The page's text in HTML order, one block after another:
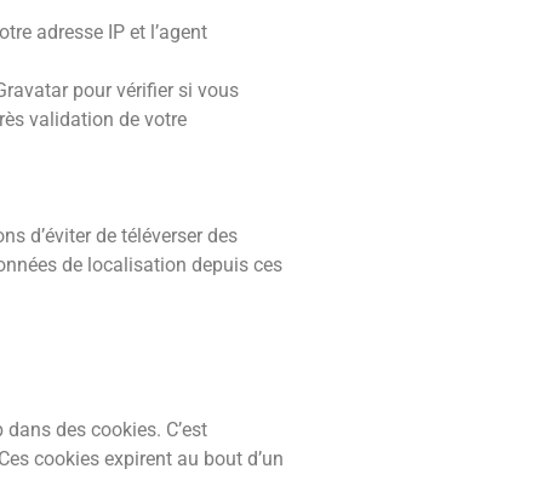
adresse IP et l’agent
pour vérifier si vous
validation de votre
d’éviter de téléverser des
de localisation depuis ces
des cookies. C’est
cookies expirent au bout d’un